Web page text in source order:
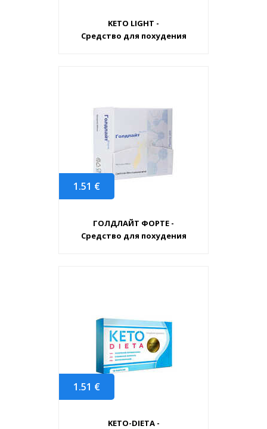
KETO LIGHT -
Средство для похудения
1.51 €
ГОЛДЛАЙТ ФОРТЕ -
Средство для похудения
1.51 €
KETO-DIETA -